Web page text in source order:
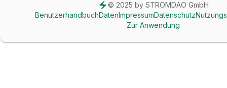
© 2025 by STROMDAO GmbH
BenutzerhandbuchDatenImpressumDatenschutz
Zur Anwendung